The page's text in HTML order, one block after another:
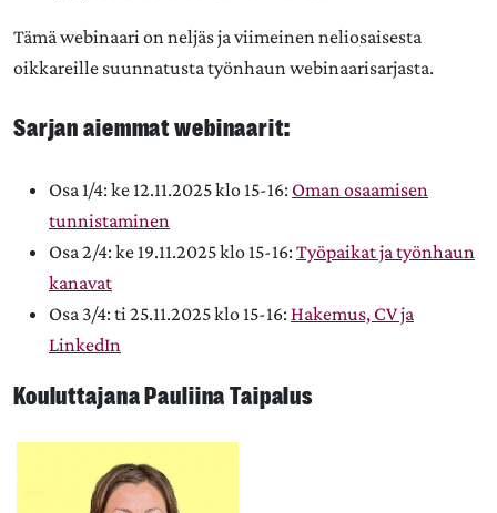
Tämä webinaari on neljäs ja viimeinen neliosaisesta
oikkareille suunnatusta työnhaun webinaarisarjasta.
Sarjan aiemmat webinaarit:
Osa 1/4: ke 12.11.2025 klo 15-16: Oman osaamisen
tunnistaminen
Osa 2/4: ke 19.11.2025 klo 15-16:Työpaikat ja työnhaun
kanavat
Osa 3/4: ti 25.11.2025 klo 15-16:Hakemus, CV ja
LinkedIn
Kouluttajana Pauliina Taipalus